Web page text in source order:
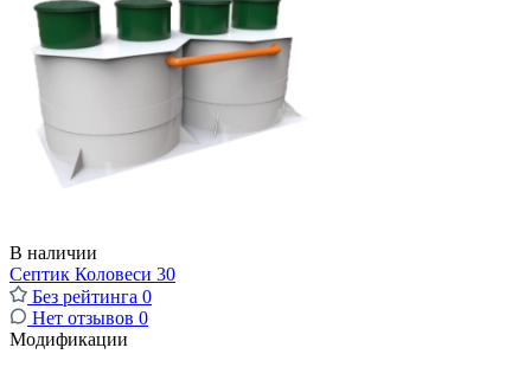
В наличии
Септик Коловеси 30
Без рейтинга 0
Нет отзывов 0
Модификации